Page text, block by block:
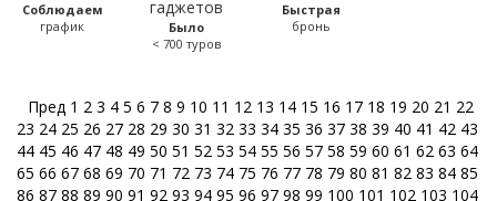
Соблюдаем
график
Было
< 700 туров
Быстрая
бронь
Пред 1 2 3 4 5 6 7 8 9 10 11 12 13 14 15 16 17 18 19 20 21 22
23 24 25 26 27 28 29 30 31 32 33 34 35 36 37 38 39 40 41 42 43
44 45 46 47 48 49 50 51 52 53 54 55 56 57 58 59 60 61 62 63 64
65 66 67 68 69 70 71 72 73 74 75 76 77 78 79 80 81 82 83 84 85
86 87 88 89 90 91 92 93 94 95 96 97 98 99 100 101 102 103 104